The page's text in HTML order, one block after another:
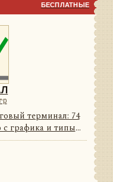
БЕСПЛАТНЫЕ
терминал: 74
графика и типы
софта. Светлая и
свечей...